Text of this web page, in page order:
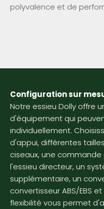
polyvalence et de
Configuration sur
Notre essieu Dolly offre
d'équipement qui
individuellement.
d'appui, différentes
ciseaux, une
l'essieu directeur, un
supplémentaire, un
convertisseur ABS/EBS
flexibilité vous permet